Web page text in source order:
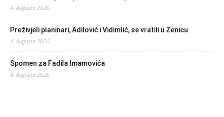
4. Augusta 2026.
Preživjeli planinari, Adilović i Vidimlić, se vratili u Zenicu
4. Augusta 2026.
Spomen za Fadila Imamovića
4. Augusta 2026.